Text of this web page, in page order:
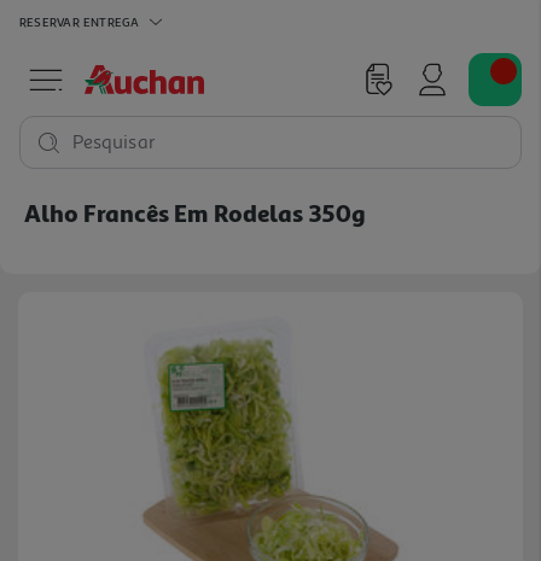
RESERVAR ENTREGA
Pesquisar
Alho Francês Em Rodelas 350g